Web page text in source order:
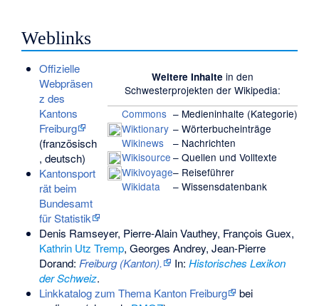
Weblinks
Weitere Inhalte in den
Schwesterprojekten der Wikipedia:
Commons – Medieninhalte (Kategorie)
Wiktionary – Wörterbucheinträge
Wikinews
– Nachrichten
Wikisource – Quellen und Volltexte
Wikivoyage– Reiseführer
Wikidata
– Wissensdatenbank
Offizielle
Webpräsen
z des
Kantons
Freiburg
(französisch
, deutsch)
Kantonsport
rät beim
Bundesamt
für Statistik
Denis Ramseyer, Pierre-Alain Vauthey, François Guex,
Kathrin Utz Tremp, Georges Andrey, Jean-Pierre
Dorand: Freiburg (Kanton). In: Historisches Lexikon
der Schweiz.
Linkkatalog zum Thema Kanton Freiburg
bei